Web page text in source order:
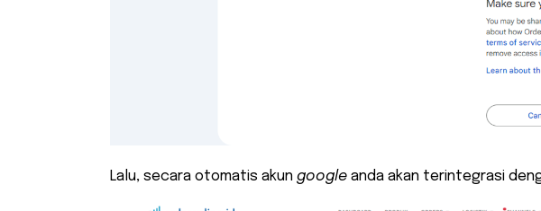
Lalu, secara otomatis akun google anda akan terintegrasi